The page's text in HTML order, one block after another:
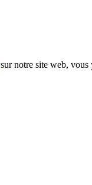
sur notre site web,